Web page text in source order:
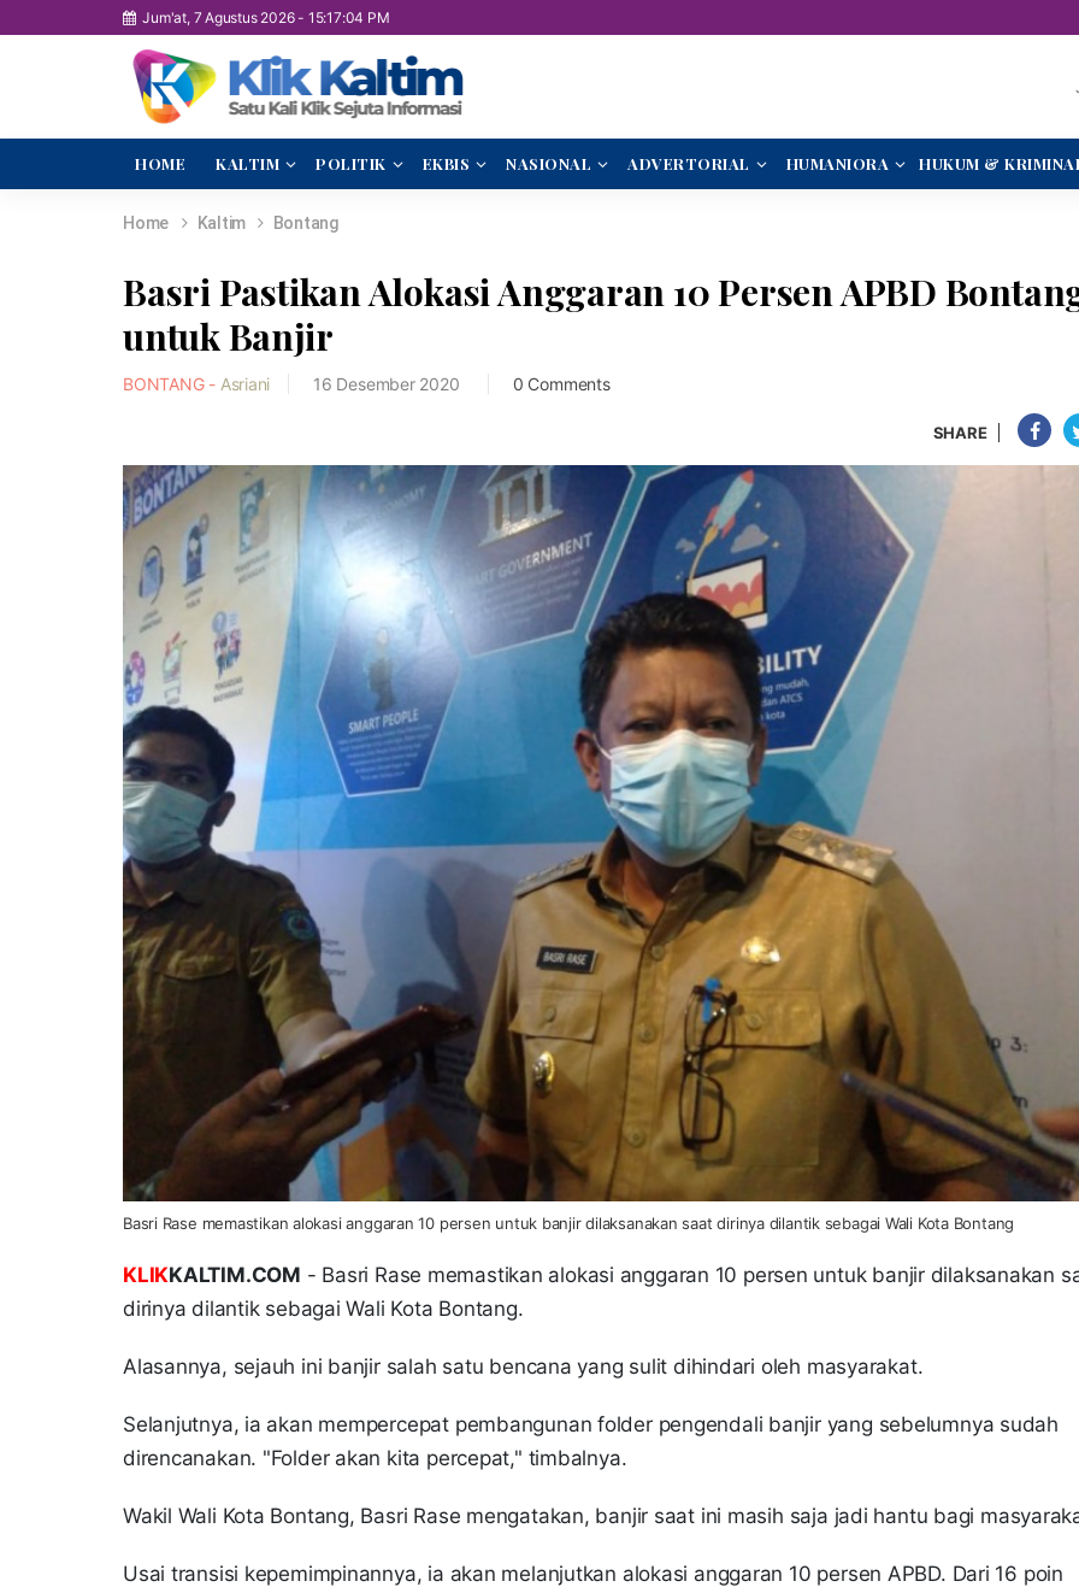
Jum'at, 7 Agustus 2026- 15:17:05 PM
HOME KALTIM POLITIK EKBIS NASIONAL ADVERTORIAL HUMANIORA HUKUM &
Home Kaltim Bontang
Basri Pastikan Alokasi Anggaran 10 Persen APBD
untuk Banjir
BONTANG - Asriani 16 Desember 2020 0 Comments
SHARE
Basri Rase memastikan alokasi anggaran 10 persen untuk banjir dilaksanakan saat dirinya dilantik sebagai Wali Kota Bontang
KLIKKALTIM.COM - Basri Rase memastikan alokasi anggaran 10 persen untuk banjir dilaksanakan
dirinya dilantik sebagai Wali Kota Bontang.
Alasannya, sejauh ini banjir salah satu bencana yang sulit dihindari oleh masyarakat.
Selanjutnya, ia akan mempercepat pembangunan folder pengendali banjir yang sebelumnya sudah
direncanakan. "Folder akan kita percepat," timbalnya.
Wakil Wali Kota Bontang, Basri Rase mengatakan, banjir saat ini masih saja jadi hantu bagi
Usai transisi kepemimpinannya, ia akan melanjutkan alokasi anggaran 10 persen APBD. Dari 16 poin